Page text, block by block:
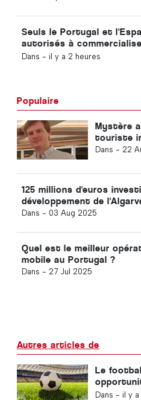
Seuls le Portugal et
autorisés à
nom
Dans - il y a 2 heures
Populaire
Mystère
touriste
Dans - 22
125 millions d'euros
développement de
Dans - 03 Aug 2025
Quel est le meilleur
mobile au Portugal ?
Dans - 27 Jul 2025
Autres articles de
Le
plein
Dans - il y a